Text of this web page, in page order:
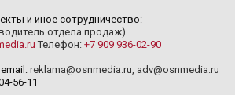
и иное сотрудничество:
отдела продаж)
Телефон: +7 909 936-02-90
reklama@osnmedia.ru, adv@osnmedia.ru
56-11